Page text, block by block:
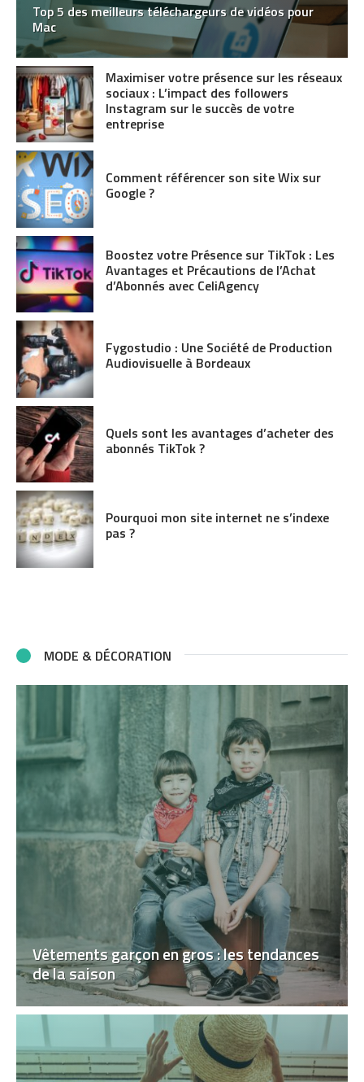
Top 5 des meilleurs téléchargeurs de vidéos pour
Mac
Maximiser votre présence sur les réseaux
sociaux : L’impact des followers
Instagram sur le succès de votre
entreprise
Comment référencer son site Wix sur
Google ?
Boostez votre Présence sur TikTok : Les
Avantages et Précautions de l’Achat
d’Abonnés avec CeliAgency
Fygostudio : Une Société de Production
Audiovisuelle à Bordeaux
Quels sont les avantages d’acheter des
abonnés TikTok ?
Pourquoi mon site internet ne s’indexe
pas ?
MODE & DÉCORATION
Vêtements garçon en gros : les tendances
de la saison